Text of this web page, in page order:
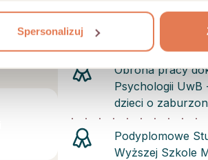
Spersonalizuj
Całościowe
Białymstoku
Towarzystwa
Obrona pracy
Psychologii UwB
dzieci o
Podyplomowe
Wyższej Szkole